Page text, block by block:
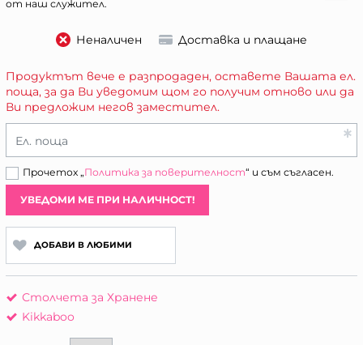
от наш служител.
Неналичен Доставка и плащане
Продуктът вече е разпродаден, оставете Вашата ел.
поща, за да Ви уведомим щом го получим отново или да
Ви предложим негов заместител.
Ел. поща
Прочетох „Политика за поверителност“ и съм съгласен.
УВЕДОМИ МЕ ПРИ НАЛИЧНОСТ!
ДОБАВИ В ЛЮБИМИ
Столчета за Хранене
Kikkaboo